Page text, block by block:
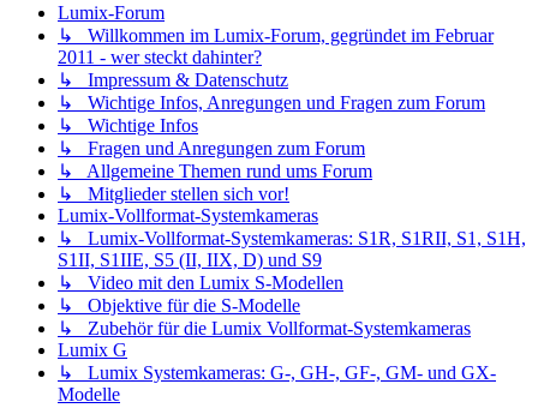
Lumix-Forum
↳ Willkommen im Lumix-Forum, gegründet im Februar
2011 - wer steckt dahinter?
↳ Impressum & Datenschutz
↳ Wichtige Infos, Anregungen und Fragen zum Forum
↳ Wichtige Infos
↳ Fragen und Anregungen zum Forum
↳ Allgemeine Themen rund ums Forum
↳ Mitglieder stellen sich vor!
Lumix-Vollformat-Systemkameras
↳ Lumix-Vollformat-Systemkameras: S1R, S1RII, S1, S1H,
S1II, S1IIE, S5 (II, IIX, D) und S9
↳ Video mit den Lumix S-Modellen
↳ Objektive für die S-Modelle
↳ Zubehör für die Lumix Vollformat-Systemkameras
Lumix G
↳ Lumix Systemkameras: G-, GH-, GF-, GM- und GX-
Modelle